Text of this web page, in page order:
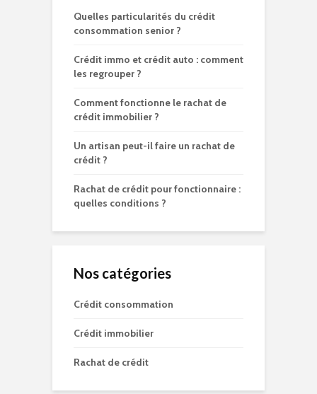
Quelles particularités du crédit
consommation senior ?
Crédit immo et crédit auto : comment
les regrouper ?
Comment fonctionne le rachat de
crédit immobilier ?
Un artisan peut-il faire un rachat de
crédit ?
Rachat de crédit pour fonctionnaire :
quelles conditions ?
Nos catégories
Crédit consommation
Crédit immobilier
Rachat de crédit